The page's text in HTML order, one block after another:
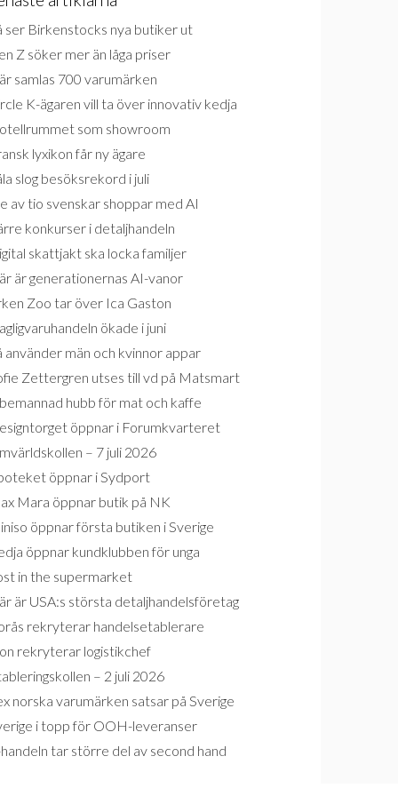
ser Birkenstocks nya butiker ut
Z söker mer än låga priser
samlas 700 varumärken
K-ägaren vill ta över innovativ kedja
som showroom
lyxikon får ny ägare
slog besöksrekord i juli
av tio svenskar shoppar med AI
konkurser i detaljhandeln
skattjakt ska locka familjer
är generationernas AI-vanor
Zoo tar över Ica Gaston
ökade i juni
använder män och kvinnor appar
Zettergren utses till vd på Matsmart
hubb för mat och kaffe
öppnar i Forumkvarteret
– 7 juli 2026
öppnar i Sydport
Mara öppnar butik på NK
öppnar första butiken i Sverige
öppnar kundklubben för unga
in the supermarket
är USA:s största detaljhandelsföretag
rekryterar handelsetablerare
rekryterar logistikchef
– 2 juli 2026
norska varumärken satsar på Sverige
i topp för OOH-leveranser
tar större del av second hand